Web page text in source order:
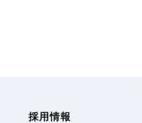
採用情報